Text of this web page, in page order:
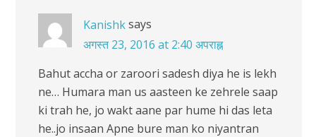
Kanishksays
अगस्त 23, 2016 at 2:40 अपराह्न
Bahut accha or zaroori sadesh diya he is lekh
ne… Humara man us aasteen ke zehrele saap
ki trah he, jo wakt aane par hume hi das leta
he..jo insaan Apne bure man ko niyantran